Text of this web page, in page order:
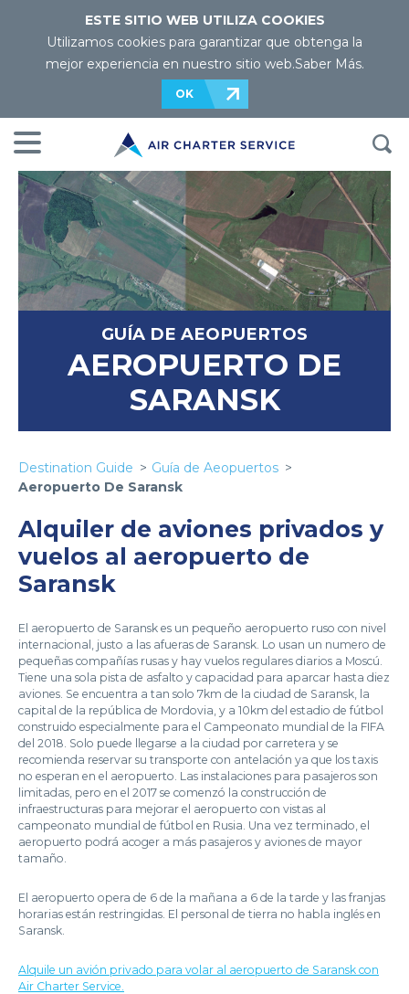
ESTE SITIO WEB UTILIZA COOKIES
Utilizamos cookies para garantizar que obtenga la
mejor experiencia en nuestro sitio web.Saber Más.
OK
GUÍA DE AEOPUERTOS
AEROPUERTO DE
SARANSK
Destination Guide
Guía de Aeopuertos
Aeropuerto De Saransk
Alquiler de aviones privados y
vuelos al aeropuerto de
Saransk
El aeropuerto de Saransk es un pequeño aeropuerto ruso con nivel
internacional, justo a las afueras de Saransk. Lo usan un numero de
pequeñas compañías rusas y hay vuelos regulares diarios a Moscú.
Tiene una sola pista de asfalto y capacidad para aparcar hasta diez
aviones. Se encuentra a tan solo 7km de la ciudad de Saransk, la
capital de la república de Mordovia, y a 10km del estadio de fútbol
construido especialmente para el Campeonato mundial de la FIFA
del 2018. Solo puede llegarse a la ciudad por carretera y se
recomienda reservar su transporte con antelación ya que los taxis
no esperan en el aeropuerto. Las instalaciones para pasajeros son
limitadas, pero en el 2017 se comenzó la construcción de
infraestructuras para mejorar el aeropuerto con vistas al
campeonato mundial de fútbol en Rusia. Una vez terminado, el
aeropuerto podrá acoger a más pasajeros y aviones de mayor
tamaño.
El aeropuerto opera de 6 de la mañana a 6 de la tarde y las franjas
horarias están restringidas. El personal de tierra no habla inglés en
Saransk.
Alquile un avión privado para volar al aeropuerto de Saransk con
Air Charter Service.